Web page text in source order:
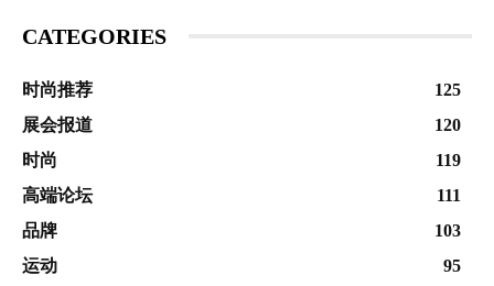
CATEGORIES
时尚推荐
125
展会报道
120
时尚
119
高端论坛
111
品牌
103
运动
95